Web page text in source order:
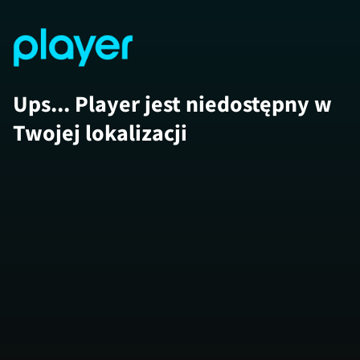
Ups... Player jest niedostępny w
Twojej lokalizacji